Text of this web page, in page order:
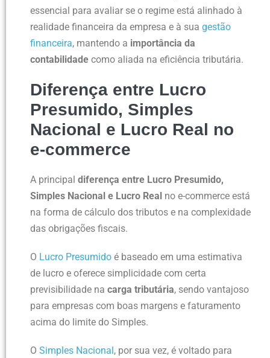
essencial para avaliar se o regime está alinhado à
realidade financeira da empresa e à sua gestão
financeira, mantendo a importância da
contabilidade como aliada na eficiência tributária.
Diferença entre Lucro
Presumido, Simples
Nacional e Lucro Real no
e-commerce
A principal diferença entre Lucro Presumido,
Simples Nacional e Lucro Real no e-commerce está
na forma de cálculo dos tributos e na complexidade
das obrigações fiscais.
O Lucro Presumido é baseado em uma estimativa
de lucro e oferece simplicidade com certa
previsibilidade na carga tributária, sendo vantajoso
para empresas com boas margens e faturamento
acima do limite do Simples.
O Simples Nacional, por sua vez, é voltado para